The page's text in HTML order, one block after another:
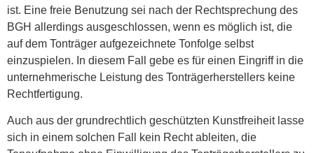
ist. Eine freie Benutzung sei nach der Rechtsprechung des
BGH allerdings ausgeschlossen, wenn es möglich ist, die
auf dem Tonträger aufgezeichnete Tonfolge selbst
einzuspielen. In diesem Fall gebe es für einen Eingriff in die
unternehmerische Leistung des Tonträgerherstellers keine
Rechtfertigung.
Auch aus der grundrechtlich geschützten Kunstfreiheit lasse
sich in einem solchen Fall kein Recht ableiten, die